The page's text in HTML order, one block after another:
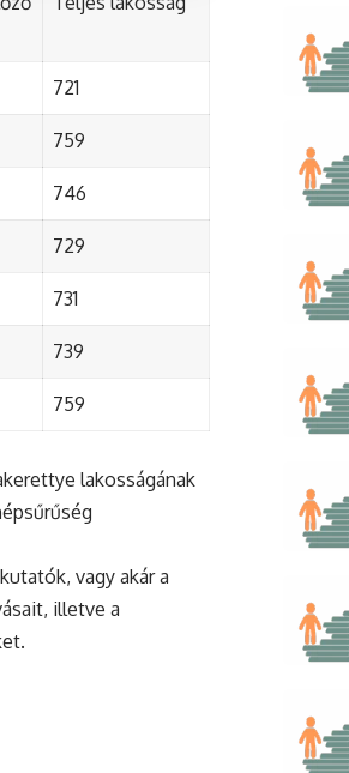
721
759
746
729
731
739
759
lakosságának
vagy akár a
illetve a